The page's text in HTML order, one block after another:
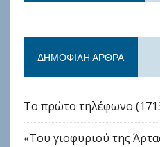
ΔΗΜΟΦΙΛΉ ΆΡΘΡΑ
Το πρώτο τηλέφωνο
«Του γιοφυριού της